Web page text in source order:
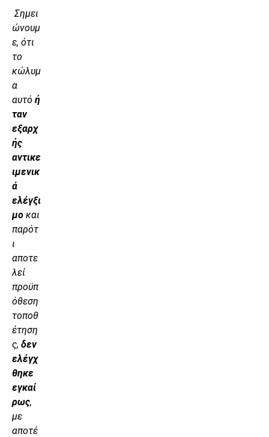
Σημει
ώνουμ
ε, ότι
το
κώλυμ
α
αυτό ή
ταν
εξαρχ
ής
αντικε
ιμενικ
ά
ελέγξι
μο και
παρότ
ι
αποτε
λεί
προϋπ
όθεση
τοποθ
έτηση
ς, δεν
ελέγχ
θηκε
εγκαί
ρως,
με
αποτέ